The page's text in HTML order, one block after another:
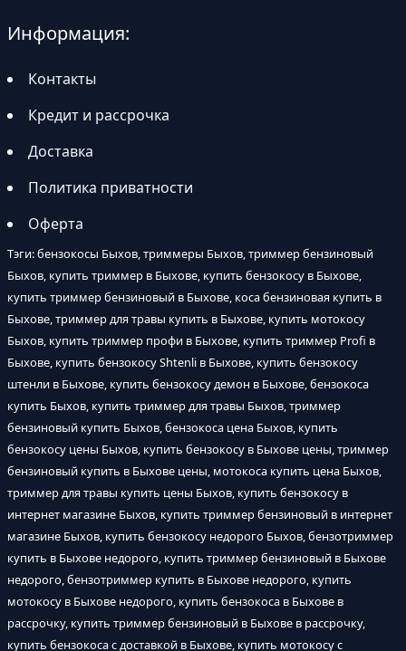
Информация:
Контакты
Кредит и рассрочка
Доставка
Политика приватности
Оферта
Тэги: бензокосы Быхов, триммеры Быхов, триммер бензиновый
Быхов, купить триммер в Быхове, купить бензокосу в Быхове,
купить триммер бензиновый в Быхове, коса бензиновая купить в
Быхове, триммер для травы купить в Быхове, купить мотокосу
Быхов, купить триммер профи в Быхове, купить триммер Profi в
Быхове, купить бензокосу Shtenli в Быхове, купить бензокосу
штенли в Быхове, купить бензокосу демон в Быхове, бензокоса
купить Быхов, купить триммер для травы Быхов, триммер
бензиновый купить Быхов, бензокоса цена Быхов, купить
бензокосу цены Быхов, купить бензокосу в Быхове цены, триммер
бензиновый купить в Быхове цены, мотокоса купить цена Быхов,
триммер для травы купить цены Быхов, купить бензокосу в
интернет магазине Быхов, купить триммер бензиновый в интернет
магазине Быхов, купить бензокосу недорого Быхов, бензотриммер
купить в Быхове недорого, купить триммер бензиновый в Быхове
недорого, бензотриммер купить в Быхове недорого, купить
мотокосу в Быхове недорого, купить бензокоса в Быхове в
рассрочку, купить триммер бензиновый в Быхове в рассрочку,
купить бензокоса с доставкой в Быхове, купить мотокосу с